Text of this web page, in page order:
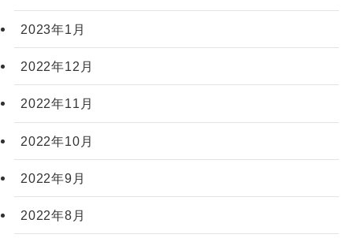
2023年1月
2022年12月
2022年11月
2022年10月
2022年9月
2022年8月